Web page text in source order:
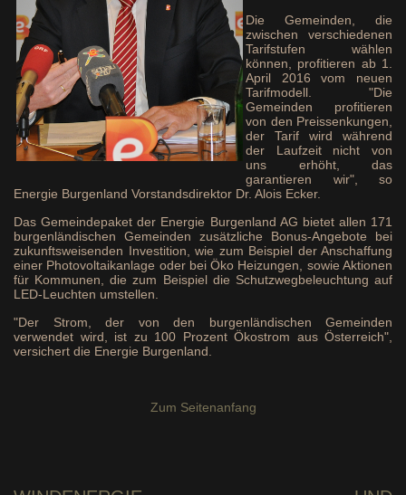
Die Gemeinden, die
zwischen verschiedenen
Tarifstufen wählen
können, profitieren ab 1.
April 2016 vom neuen
Tarifmodell. "Die
Gemeinden profitieren
von den Preissenkungen,
der Tarif wird während
der Laufzeit nicht von
uns erhöht, das
garantieren wir", so
Energie Burgenland Vorstandsdirektor Dr. Alois Ecker.
Das Gemeindepaket der Energie Burgenland AG bietet allen 171
burgenländischen Gemeinden zusätzliche Bonus-Angebote bei
zukunftsweisenden Investition, wie zum Beispiel der Anschaffung
einer Photovoltaikanlage oder bei Öko Heizungen, sowie Aktionen
für Kommunen, die zum Beispiel die Schutzwegbeleuchtung auf
LED-Leuchten umstellen.
"Der Strom, der von den burgenländischen Gemeinden
verwendet wird, ist zu 100 Prozent Ökostrom aus Österreich",
versichert die Energie Burgenland.
Zum Seitenanfang